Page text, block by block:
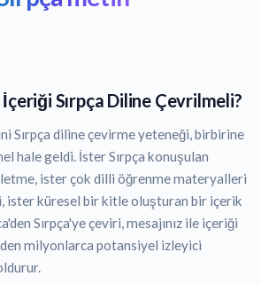
Sırpça Diline Çevrilmeli?
Sırpça diline çevirme yeteneği, birbirine
hale geldi. İster Sırpça konuşulan
ister çok dilli öğrenme materyalleri
ister küresel bir kitle oluşturan bir içerik
Sırpça'ye çeviri, mesajınız ile içeriği
milyonlarca potansiyel izleyici